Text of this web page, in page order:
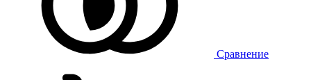
Сравнение